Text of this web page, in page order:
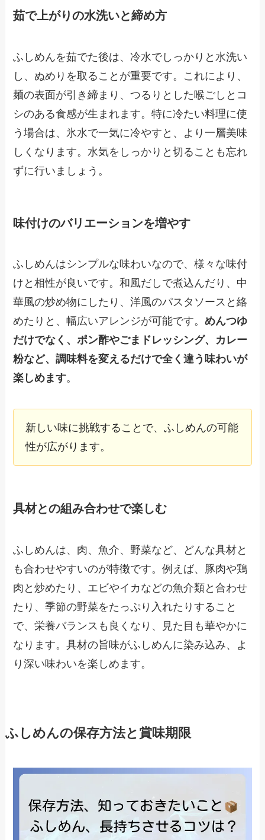
茹で上がりの水洗いと締め方
ふしめんを茹でた後は、冷水でしっかりと水洗い
し、ぬめりを取ることが重要です。これにより、
麺の表面が引き締まり、つるりとした喉ごしとコ
シのある食感が生まれます。特に冷たい料理に使
う場合は、氷水で一気に冷やすと、より一層美味
しくなります。水気をしっかりと切ることも忘れ
ずに行いましょう。
味付けのバリエーションを増やす
ふしめんはシンプルな味わいなので、様々な味付
けと相性が良いです。和風だしで煮込んだり、中
華風の炒め物にしたり、洋風のパスタソースと絡
めたりと、幅広いアレンジが可能です。めんつゆ
だけでなく、ポン酢やごまドレッシング、カレー
粉など、調味料を変えるだけで全く違う味わいが
楽しめます。
新しい味に挑戦することで、ふしめんの可能
性が広がります。
具材との組み合わせで楽しむ
ふしめんは、肉、魚介、野菜など、どんな具材と
も合わせやすいのが特徴です。例えば、豚肉や鶏
肉と炒めたり、エビやイカなどの魚介類と合わせ
たり、季節の野菜をたっぷり入れたりすること
で、栄養バランスも良くなり、見た目も華やかに
なります。具材の旨味がふしめんに染み込み、よ
り深い味わいを楽しめます。
ふしめんの保存方法と賞味期限